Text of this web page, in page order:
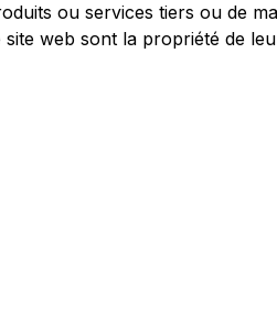
ou services tiers ou de
web sont la propriété de